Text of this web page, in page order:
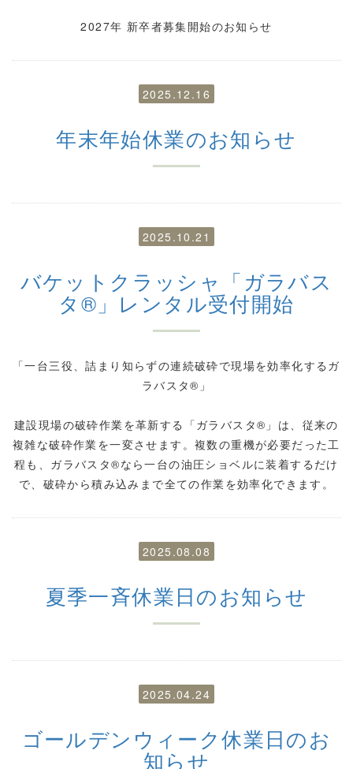
2027年 新卒者募集開始のお知らせ
2025.12.16
年末年始休業のお知らせ
2025.10.21
バケットクラッシャ「ガラバス
タ®」レンタル受付開始
「一台三役、詰まり知らずの連続破砕で現場を効率化するガ
ラバスタ®」
建設現場の破砕作業を革新する「ガラバスタ®」は、従来の
複雑な破砕作業を一変させます。複数の重機が必要だった工
程も、ガラバスタ®なら一台の油圧ショベルに装着するだけ
で、破砕から積み込みまで全ての作業を効率化できます。
2025.08.08
夏季一斉休業日のお知らせ
2025.04.24
ゴールデンウィーク休業日のお
知らせ